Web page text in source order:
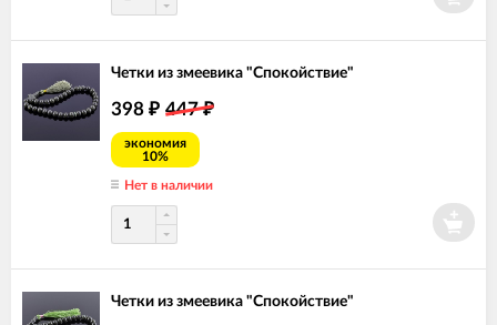
Четки из змеевика "Спокойствие"
398 ₽ 447₽
экономия
10%
Нет в наличии
Четки из змеевика "Спокойствие"